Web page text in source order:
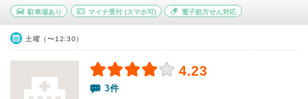
駐車場あり マイナ受付(スマホ可) 電子処方せん対応
土曜（〜12:30）
4.23
3件